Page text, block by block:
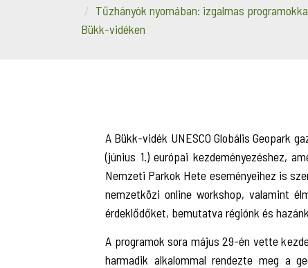
Tűzhányók nyomában: izgalmas
Bükk-vidéken
A Bükk-vidék UNESCO Globális Geopark
(június 1.) európai kezdeményezéshez,
Nemzeti Parkok Hete eseményeihez is
nemzetközi online workshop, valamint
érdeklődőket, bemutatva régiónk és
A programok sora május 29-én vette
harmadik alkalommal rendezte meg a